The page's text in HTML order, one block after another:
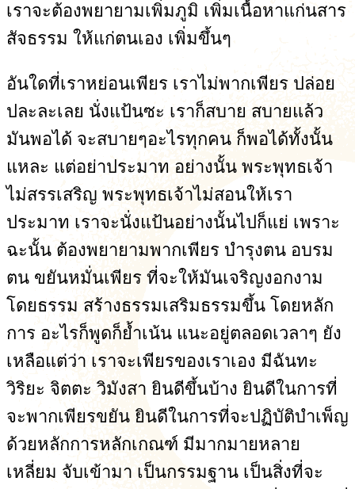
เราจะต้องพยายามเพิ่มภูมิ เพิ่มเนื้อหาแก่นสาร
สัจธรรม ให้แก่ตนเอง เพิ่มขึ้นๆ
อันใดที่เราหย่อนเพียร เราไม่พากเพียร ปล่อย
ปละละเลย นั่งแป้นซะ เราก็สบาย สบายแล้ว
มันพอได้ จะสบายๆอะไรทุกคน ก็พอได้ทั้งนั้น
แหละ แต่อย่าประมาท อย่างนั้น พระพุทธเจ้า
ไม่สรรเสริญ พระพุทธเจ้าไม่สอนให้เรา
ประมาท เราจะนั่งแป้นอย่างนั้นไปก็แย่ เพราะ
ฉะนั้น ต้องพยายามพากเพียร บำรุงตน อบรม
ตน ขยันหมั่นเพียร ที่จะให้มันเจริญงอกงาม
โดยธรรม สร้างธรรมเสริมธรรมขึ้น โดยหลัก
การ อะไรก็พูดก็ย้ำเน้น แนะอยู่ตลอดเวลาๆ ยัง
เหลือแต่ว่า เราจะเพียรของเราเอง มีฉันทะ
วิริยะ จิตตะ วิมังสา ยินดีขึ้นบ้าง ยินดีในการที่
จะพากเพียรขยัน ยินดีในการที่จะปฏิบัติบำเพ็ญ
ด้วยหลักการหลักเกณฑ์ มีมากมายหลาย
เหลี่ยม จับเข้ามา เป็นกรรมฐาน เป็นสิ่งที่จะ